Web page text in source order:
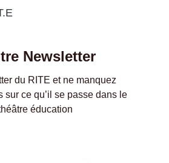
Newsletter
du RITE et ne manquez
sur ce qu’il se passe dans le
éducation